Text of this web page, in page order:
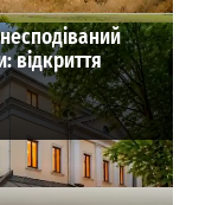
відкриття